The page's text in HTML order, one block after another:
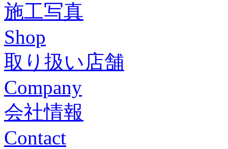
施工写真
Shop
取り扱い店舗
Company
会社情報
Contact